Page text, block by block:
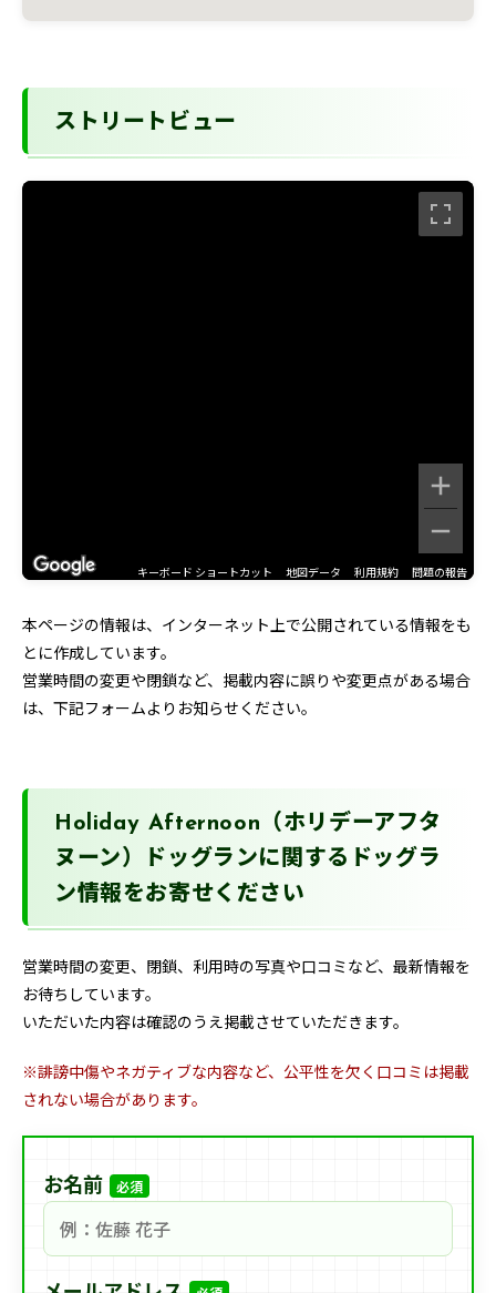
ストリートビュー
キーボード ショートカット 地図データ 利用規約 問題の報告
本ページの情報は、インターネット上で公開されている情報をも
とに作成しています。
営業時間の変更や閉鎖など、掲載内容に誤りや変更点がある場合
は、下記フォームよりお知らせください。
Holiday Afternoon（ホリデーアフタ
ヌーン）ドッグランに関するドッグラ
ン情報をお寄せください
営業時間の変更、閉鎖、利用時の写真や口コミなど、最新情報を
お待ちしています。
いただいた内容は確認のうえ掲載させていただきます。
※誹謗中傷やネガティブな内容など、公平性を欠く口コミは掲載
されない場合があります。
お名前 必須